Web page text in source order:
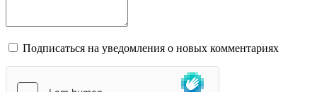
Подписаться на уведомления о новых комментариях